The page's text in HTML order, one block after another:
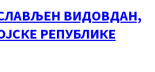
ВИДОВДАН,
РЕПУБЛИКЕ